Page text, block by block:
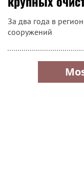
За два года в
сооружений